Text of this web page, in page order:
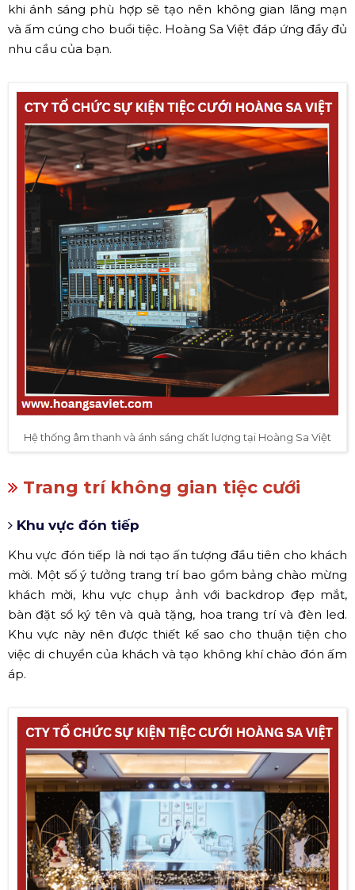
khi ánh sáng phù hợp sẽ tạo nên không gian lãng mạn
và ấm cúng cho buổi tiệc. Hoàng Sa Việt đáp ứng đầy đủ
nhu cầu của bạn.
Hệ thống âm thanh và ánh sáng chất lượng tại Hoàng Sa Việt
Trang trí không gian tiệc cưới
Khu vực đón tiếp
Khu vực đón tiếp là nơi tạo ấn tượng đầu tiên cho khách
mời. Một số ý tưởng trang trí bao gồm bảng chào mừng
khách mời, khu vực chụp ảnh với backdrop đẹp mắt,
bàn đặt sổ ký tên và quà tặng, hoa trang trí và đèn led.
Khu vực này nên được thiết kế sao cho thuận tiện cho
việc di chuyển của khách và tạo không khí chào đón ấm
áp.